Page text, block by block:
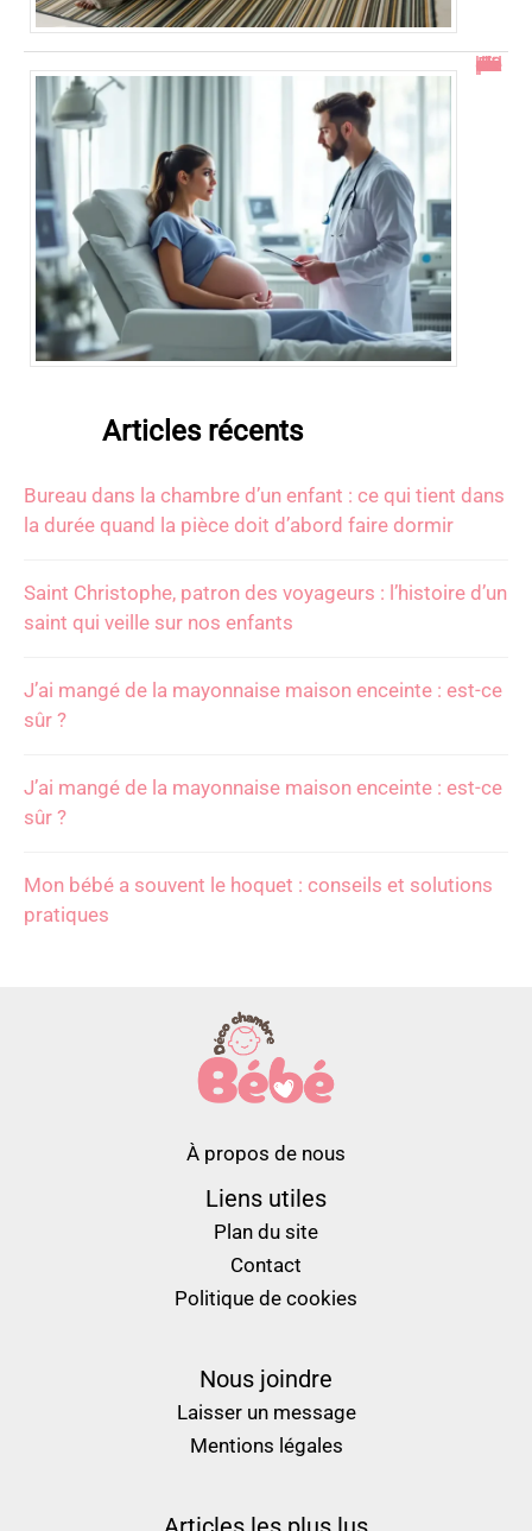
En combien de temps se résorbe un décollement placentaire ?
Articles récents
Bureau dans la chambre d’un enfant : ce qui tient dans
la durée quand la pièce doit d’abord faire dormir
Saint Christophe, patron des voyageurs : l’histoire d’un
saint qui veille sur nos enfants
J’ai mangé de la mayonnaise maison enceinte : est-ce
sûr ?
J’ai mangé de la mayonnaise maison enceinte : est-ce
sûr ?
Mon bébé a souvent le hoquet : conseils et solutions
pratiques
À propos de nous
Liens utiles
Plan du site
Contact
Politique de cookies
Nous joindre
Laisser un message
Mentions légales